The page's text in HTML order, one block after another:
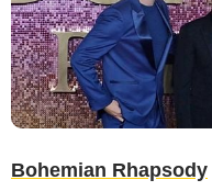
Bohemian Rhapsody